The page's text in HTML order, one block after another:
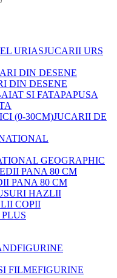
JUCARII URS
DIN DESENE
PAPUSA
JUCARII DE
GEOGRAPHIC
PANA 80 CM
HAZLII
COPII
FIGURINE
FIGURINE